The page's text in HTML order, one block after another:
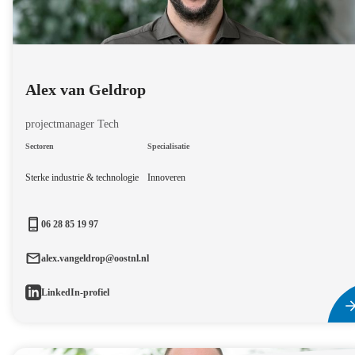
Alex van Geldrop
projectmanager Tech
Sectoren
Sterke industrie & technologie
Specialisatie
Innoveren
06 28 85 19 97
alex.vangeldrop@oostnl.nl
LinkedIn-profiel